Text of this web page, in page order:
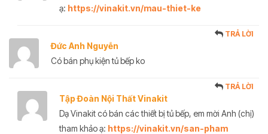
ạ: https://vinakit.vn/mau-thiet-ke
Đức Anh Nguyễn
TRẢ LỜI
Có bán phụ kiện tủ bếp ko
Tập Đoàn Nội Thất Vinakit
TRẢ LỜI
Dạ Vinakit có bán các thiết bị tủ bếp, em mời Anh (chị)
tham khảo ạ: https://vinakit.vn/san-pham